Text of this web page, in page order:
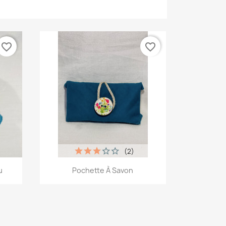
favorite_border
Aperçu rapide
Pochette À Savon
(2)
favorite_border